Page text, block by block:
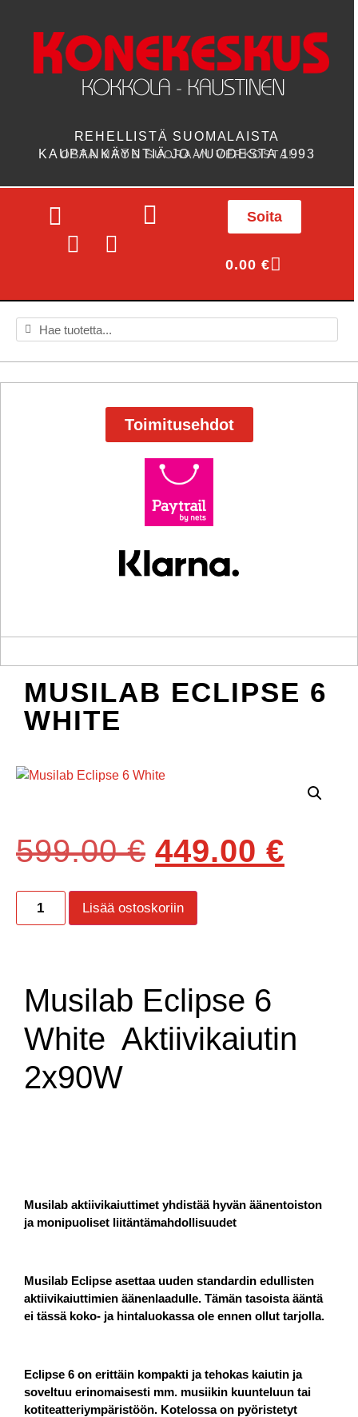
REHELLISTÄ SUOMALAISTA
KAUPANKÄYNTIÄ JO VUODESTA 1993
OSTA MYÖS SUORAAN VERKOSTA!
Soita
0.00 €
Toimitusehdot
MUSILAB ECLIPSE 6
WHITE
599.00€ 449.00 €
Lisää ostoskoriin
Musilab Eclipse 6
White Aktiivikaiutin
2x90W
Musilab aktiivikaiuttimet yhdistää hyvän äänentoiston
ja monipuoliset liitäntämahdollisuudet
Musilab Eclipse asettaa uuden standardin edullisten
aktiivikaiuttimien äänenlaadulle. Tämän tasoista ääntä
ei tässä koko- ja hintaluokassa ole ennen ollut tarjolla.
Eclipse 6 on erittäin kompakti ja tehokas kaiutin ja
soveltuu erinomaisesti mm. musiikin kuunteluun tai
kotiteatteriympäristöön. Kotelossa on pyöristetyt